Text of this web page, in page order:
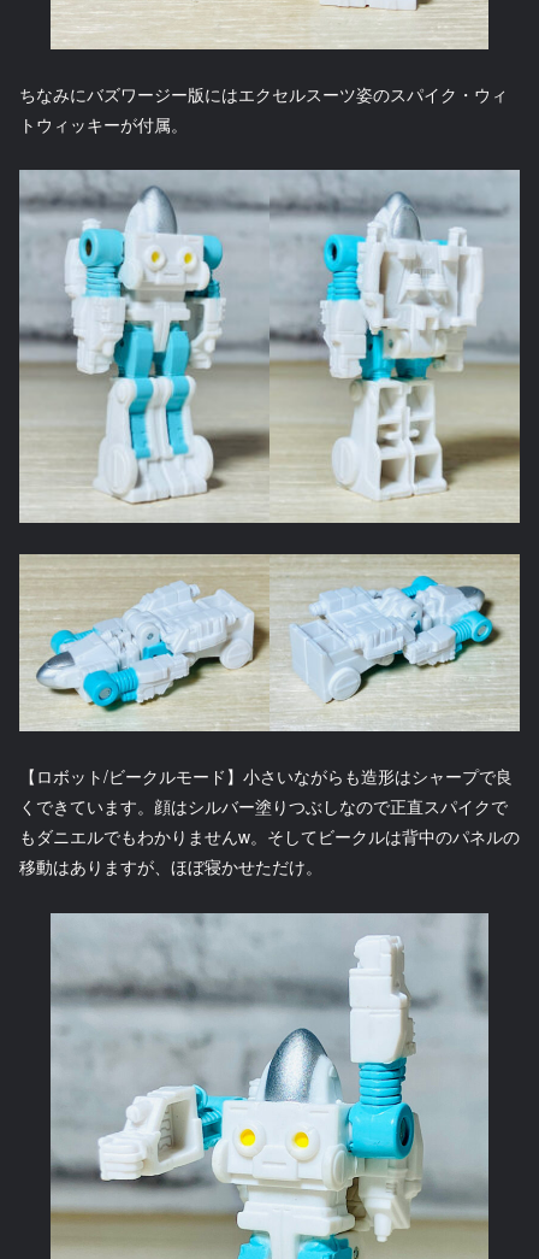
ちなみにバズワージー版にはエクセルスーツ姿のスパイク・ウィ
トウィッキーが付属。
【ロボット/ビークルモード】小さいながらも造形はシャープで良
くできています。顔はシルバー塗りつぶしなので正直スパイクで
もダニエルでもわかりませんw。そしてビークルは背中のパネルの
移動はありますが、ほぼ寝かせただけ。